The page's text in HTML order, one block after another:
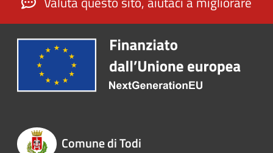
Comune di Todi